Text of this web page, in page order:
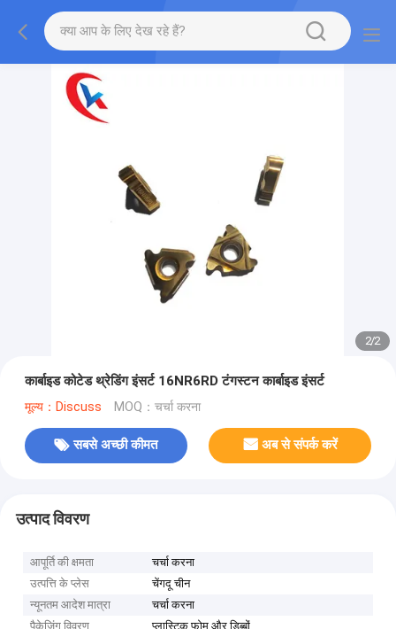
2/2
कार्बाइड कोटेड थ्रेडिंग इंसर्ट 16NR6RD टंगस्टन कार्बाइड इंसर्ट
मूल्य：Discuss MOQ：चर्चा करना
सबसे अच्छी कीमत अब से संपर्क करें
उत्पाद विवरण
आपूर्ति की क्षमता
चर्चा करना
उत्पत्ति के प्लेस
चेंगदू चीन
न्यूनतम आदेश मात्रा
चर्चा करना
पैकेजिंग विवरण
प्लास्टिक फोम और डिब्बों